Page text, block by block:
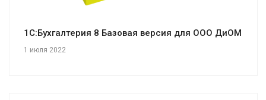
1С:Бухгалтерия 8 Базовая версия для ООО ДиОМ
1 июля 2022